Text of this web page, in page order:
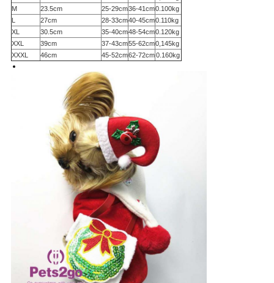
M
23.5cm 25-29cm36-41cm0.100kg
L
27cm 28-33cm40-45cm0.110kg
XL
30.5cm 35-40cm48-54cm0.120kg
XXL
39cm 37-43cm55-62cm0,145kg
XXXL
46cm 45-52cm62-72cm 0.160kg